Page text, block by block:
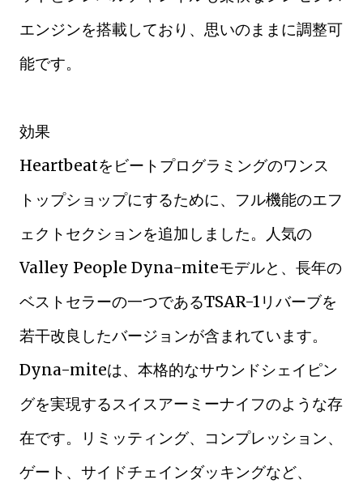
エンジンを搭載しており、思いのままに調整可
能です。
効果
Heartbeatをビートプログラミングのワンス
トップショップにするために、フル機能のエフ
ェクトセクションを追加しました。人気の
Valley People Dyna-miteモデルと、長年の
ベストセラーの一つであるTSAR-1リバーブを
若干改良したバージョンが含まれています。
Dyna-miteは、本格的なサウンドシェイピン
グを実現するスイスアーミーナイフのような存
在です。リミッティング、コンプレッション、
ゲート、サイドチェインダッキングなど、